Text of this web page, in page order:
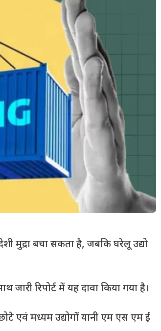
मुद्रा बचा सकता है, जबकि घरेलू उद्यो
रिपोर्ट में यह दावा किया गया है।
एवं मध्यम उद्योगों यानी एम एस एम ई